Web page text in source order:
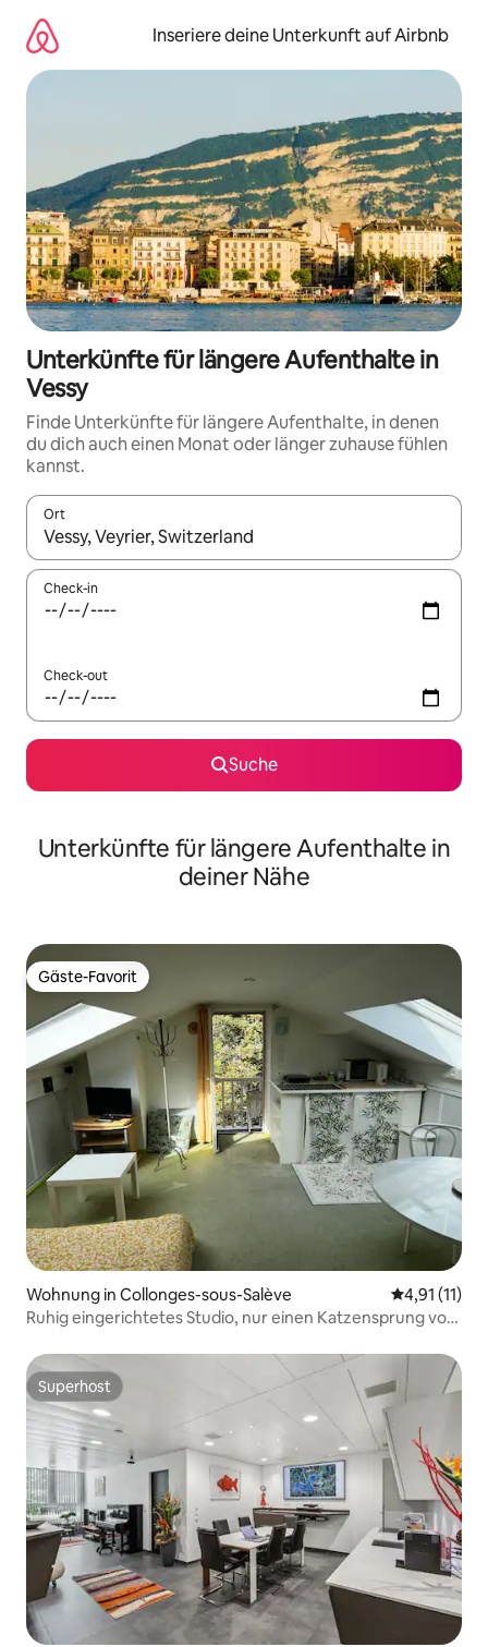
Inhalten
springen
Inseriere deine Unterkunft auf Airbnb
Unterkünfte für längere Aufenthalte in
Vessy
Finde Unterkünfte für längere Aufenthalte, in denen
du dich auch einen Monat oder länger zuhause fühlen
kannst.
Ort
Wenn Ergebnisse verfügbar sind, navigiere mit den
Check-in
Check-out
Suche
Unterkünfte für längere Aufenthalte in
deiner Nähe
Gäste-Favorit
Gäste-Favorit
Wohnung in Collonges-sous-Salève
4,91 (11)
Ruhig eingerichtetes Studio, nur einen Katzensprung von
Superhost
Superhost